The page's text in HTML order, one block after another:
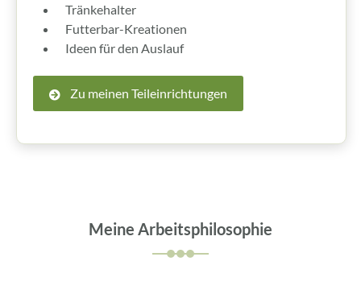
Tränkehalter
Futterbar-Kreationen
Ideen für den Auslauf
Zu meinen Teileinrichtungen
Meine Arbeitsphilosophie